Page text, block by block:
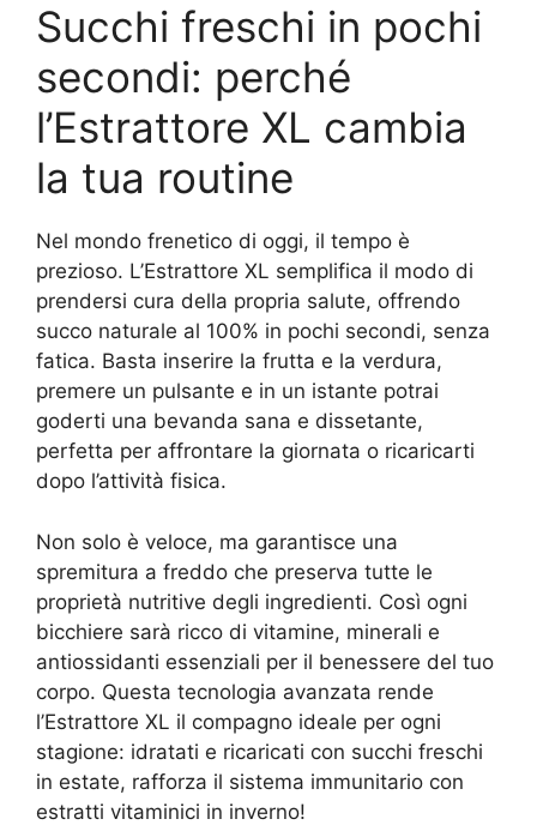
Succhi freschi in pochi
secondi: perché
l’Estrattore XL cambia
la tua routine
Nel mondo frenetico di oggi, il tempo è
prezioso. L’Estrattore XL semplifica il modo di
prendersi cura della propria salute, offrendo
succo naturale al 100% in pochi secondi, senza
fatica. Basta inserire la frutta e la verdura,
premere un pulsante e in un istante potrai
goderti una bevanda sana e dissetante,
perfetta per affrontare la giornata o ricaricarti
dopo l’attività fisica.
Non solo è veloce, ma garantisce una
spremitura a freddo che preserva tutte le
proprietà nutritive degli ingredienti. Così ogni
bicchiere sarà ricco di vitamine, minerali e
antiossidanti essenziali per il benessere del tuo
corpo. Questa tecnologia avanzata rende
l’Estrattore XL il compagno ideale per ogni
stagione: idratati e ricaricati con succhi freschi
in estate, rafforza il sistema immunitario con
estratti vitaminici in inverno!